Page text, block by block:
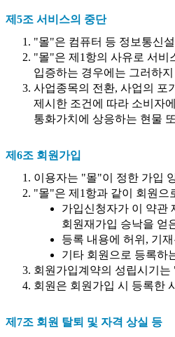
제5조 서비스의 중단
"몰"은 컴퓨터 등 정보통신
"몰"은 제1항의 사유로 서비
입증하는 경우에는 그러하
사업종목의 전환, 사업의 포
제시한 조건에 따라 소비자
통화가치에 상응하는 현물
제6조 회원가입
이용자는 "몰"이 정한 가입
"몰"은 제1항과 같이 회원으
가입신청자가 이 약관
회원재가입 승낙을 얻
등록 내용에 허위, 기
기타 회원으로 등록하
회원가입계약의 성립시기
회원은 회원가입 시 등록한
제7조 회원 탈퇴 및 자격 상실 등